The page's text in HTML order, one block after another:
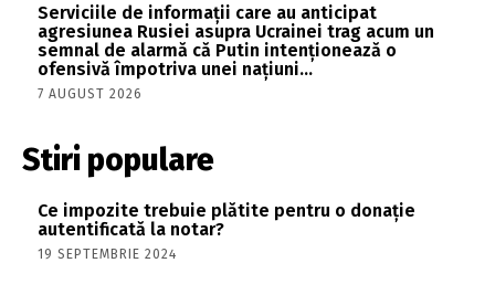
Serviciile de informații care au anticipat
agresiunea Rusiei asupra Ucrainei trag acum un
semnal de alarmă că Putin intenționează o
ofensivă împotriva unei națiuni...
7 AUGUST 2026
Stiri populare
Ce impozite trebuie plătite pentru o donație
autentificată la notar?
19 SEPTEMBRIE 2024